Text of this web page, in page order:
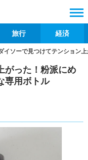
旅行 経済
イソーで見つけてテンション
がった！粉派にめ
専用ボトル